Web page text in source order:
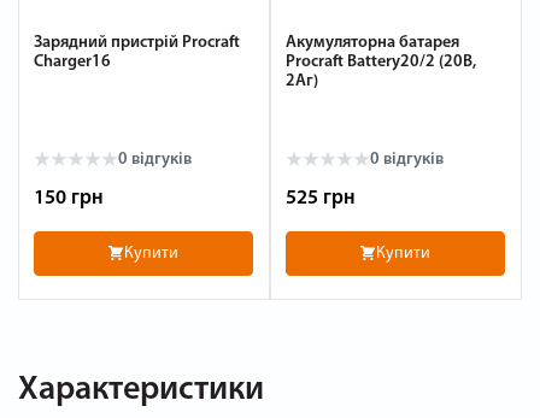
Зарядний пристрій Procraft
Charger16
0 відгуків
150 грн
Купити
Акумуляторна батарея
Procraft Battery20/2 (20В,
2Аг)
0 відгуків
525 грн
Купити
Характеристики